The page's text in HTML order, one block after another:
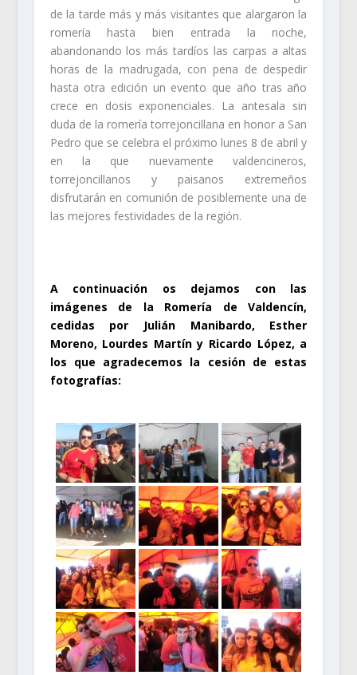
de la tarde más y más visitantes que alargaron la
romería hasta bien entrada la noche,
abandonando los más tardíos las carpas a altas
horas de la madrugada, con pena de despedir
hasta otra edición un evento que año tras año
crece en dosis exponenciales. La antesala sin
duda de la romería torrejoncillana en honor a San
Pedro que se celebra el próximo lunes 8 de abril y
en la que nuevamente valdencineros,
torrejoncillanos y paisanos extremeños
disfrutarán en comunión de posiblemente una de
las mejores festividades de la región.
A continuación os dejamos con las
imágenes de la Romería de Valdencín,
cedidas por Julián Manibardo, Esther
Moreno, Lourdes Martín y Ricardo López, a
los que agradecemos la cesión de estas
fotografías: